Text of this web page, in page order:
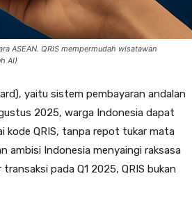
ASEAN. QRIS mempermudah wisatawan
AI)
yaitu sistem pembayaran andalan
2025, warga Indonesia dapat
kode QRIS, tanpa repot tukar mata
ambisi Indonesia menyaingi raksasa
pada Q1 2025, QRIS bukan